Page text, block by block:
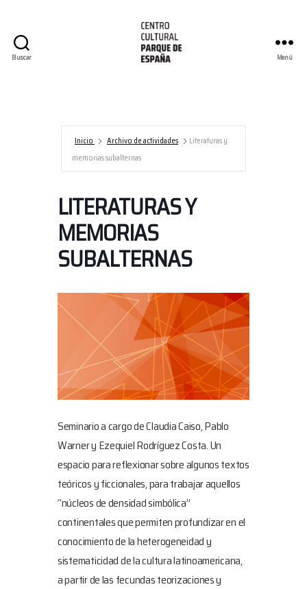
Buscar
España/AECID
Menú
Inicio Archivo de actividades
Literaturas y
memorias subalternas
LITERATURAS Y
MEMORIAS
SUBALTERNAS
Seminario a cargo de Claudia Caiso, Pablo
Warner y Ezequiel Rodríguez Costa.Un
espacio para reflexionar sobre algunos textos
teóricos y ficcionales, para trabajar aquellos
“núcleos de densidad simbólica”
continentales que permiten profundizar en el
conocimiento de la heterogeneidad y
sistematicidad de la cultura latinoamericana,
a partir de las fecundas teorizaciones y